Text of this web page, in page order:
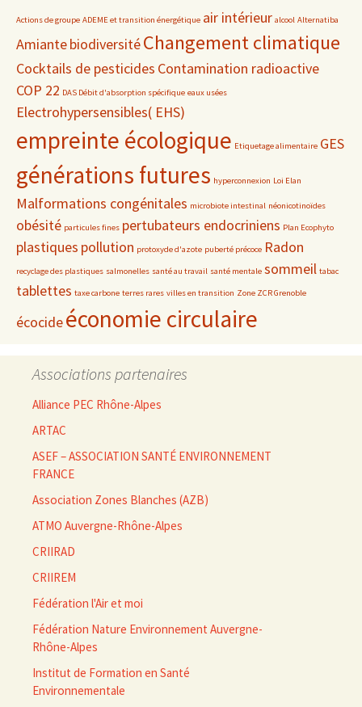
Actions de groupe ADEME et transition énergétique air intérieur alcool Alternatiba
AmiantebiodiversitéChangement climatique
Cocktails de pesticides Contamination radioactive
COP 22 DAS Débit d'absorption spécifique eaux usées
Electrohypersensibles( EHS)
empreinte écologique Etiquetage alimentaire GES
générations futures hyperconnexion Loi Elan
Malformations congénitales microbiote intestinal néonicotinoïdes
obésité particules fines pertubateurs endocriniens Plan Ecophyto
plastiques pollution protoxyde d'azote puberté précoce Radon
recyclage des plastiques salmonelles santé au travail santé mentale sommeil tabac
tablettes taxe carbone terres rares villes en transition Zone ZCR Grenoble
écocideéconomie circulaire
Associations partenaires
Alliance PEC Rhône-Alpes
ARTAC
ASEF – ASSOCIATION SANTÉ ENVIRONNEMENT
FRANCE
Association Zones Blanches (AZB)
ATMO Auvergne-Rhône-Alpes
CRIIRAD
CRIIREM
Fédération l'Air et moi
Fédération Nature Environnement Auvergne-
Rhône-Alpes
Institut de Formation en Santé
Environnementale